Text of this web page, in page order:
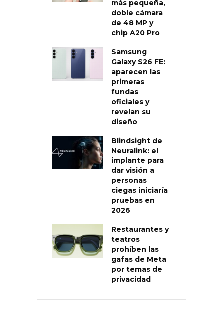
más pequeña,
doble cámara
de 48 MP y
chip A20 Pro
Samsung
Galaxy S26 FE:
aparecen las
primeras
fundas
oficiales y
revelan su
diseño
Blindsight de
Neuralink: el
implante para
dar visión a
personas
ciegas iniciaría
pruebas en
2026
Restaurantes y
teatros
prohíben las
gafas de Meta
por temas de
privacidad